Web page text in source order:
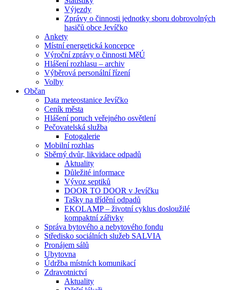
Výjezdy
Zprávy o činnosti jednotky sboru dobrovolných
hasičů obce Jevíčko
Ankety
Místní energetická koncepce
Výroční zprávy o činnosti MěÚ
Hlášení rozhlasu – archiv
Výběrová personální řízení
Volby
Občan
Data meteostanice Jevíčko
Ceník města
Hlášení poruch veřejného osvětlení
Pečovatelská služba
Fotogalerie
Mobilní rozhlas
Sběrný dvůr, likvidace odpadů
Aktuality
Důležité informace
Vývoz septiků
DOOR TO DOOR v Jevíčku
Tašky na třídění odpadů
EKOLAMP – životní cyklus dosloužilé
kompaktní zářivky
Správa bytového a nebytového fondu
Středisko sociálních služeb SALVIA
Pronájem sálů
Ubytovna
Údržba místních komunikací
Zdravotnictví
Aktuality